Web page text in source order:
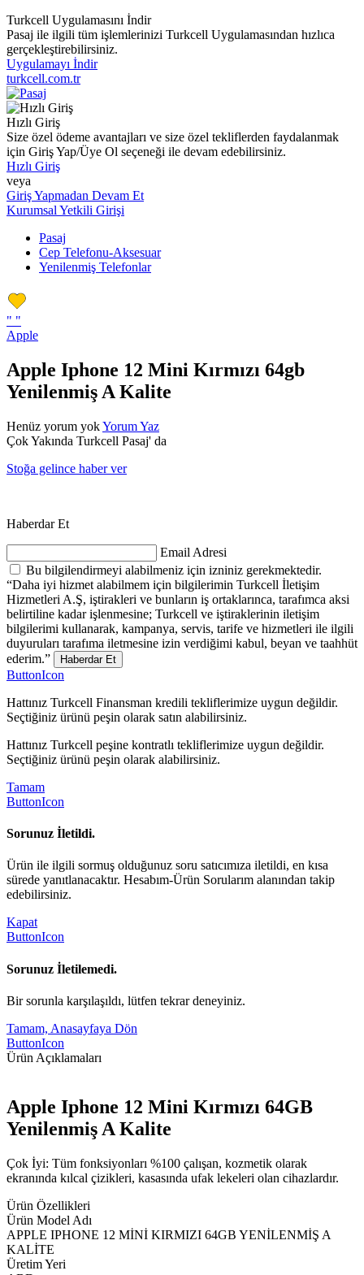
Turkcell Uygulamasını İndir
Pasaj ile ilgili tüm işlemlerinizi Turkcell Uygulamasından hızlıca
gerçekleştirebilirsiniz.
Uygulamayı İndir
turkcell.com.tr
Hızlı Giriş
Size özel ödeme avantajları ve size özel tekliflerden faydalanmak
için Giriş Yap/Üye Ol seçeneği ile devam edebilirsiniz.
Hızlı Giriş
veya
Giriş Yapmadan Devam Et
Kurumsal Yetkili Girişi
Pasaj
Cep Telefonu-Aksesuar
Yenilenmiş Telefonlar
" "
Apple
Apple Iphone 12 Mini Kırmızı 64gb
Yenilenmiş A Kalite
Henüz yorum yokYorum Yaz
Çok Yakında Turkcell Pasaj' da
Stoğa gelince haber ver
Haberdar Et
Email Adresi
Bu bilgilendirmeyi alabilmeniz için izniniz gerekmektedir.
“Daha iyi hizmet alabilmem için bilgilerimin Turkcell İletişim
Hizmetleri A.Ş, iştirakleri ve bunların iş ortaklarınca, tarafımca aksi
belirtiline kadar işlenmesine; Turkcell ve iştiraklerinin iletişim
bilgilerimi kullanarak, kampanya, servis, tarife ve hizmetleri ile ilgili
duyuruları tarafıma iletmesine izin verdiğimi kabul, beyan ve taahhüt
ederim.”
Haberdar Et
ButtonIcon
Hattınız Turkcell Finansman kredili tekliflerimize uygun değildir.
Seçtiğiniz ürünü peşin olarak satın alabilirsiniz.
Hattınız Turkcell peşine kontratlı tekliflerimize uygun değildir.
Seçtiğiniz ürünü peşin olarak alabilirsiniz.
Tamam
ButtonIcon
Sorunuz İletildi.
Ürün ile ilgili sormuş olduğunuz soru satıcımıza iletildi, en kısa
sürede yanıtlanacaktır. Hesabım-Ürün Sorularım alanından takip
edebilirsiniz.
Kapat
ButtonIcon
Sorunuz İletilemedi.
Bir sorunla karşılaşıldı, lütfen tekrar deneyiniz.
Tamam, Anasayfaya Dön
ButtonIcon
Ürün Açıklamaları
Apple Iphone 12 Mini Kırmızı 64GB
Yenilenmiş A Kalite
Çok İyi: Tüm fonksiyonları %100 çalışan, kozmetik olarak
ekranında kılcal çizikleri, kasasında ufak lekeleri olan cihazlardır.
Ürün Özellikleri
Ürün Model Adı
APPLE IPHONE 12 MİNİ KIRMIZI 64GB YENİLENMİŞ A
KALİTE
Üretim Yeri